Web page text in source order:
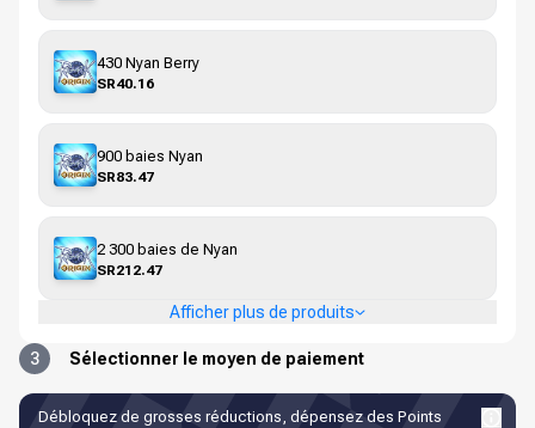
430 Nyan Berry
SR40.16
900 baies Nyan
SR83.47
2 300 baies de Nyan
SR212.47
Afficher plus de produits
3 Sélectionner le moyen de paiement
Débloquez de grosses réductions, dépensez des Points